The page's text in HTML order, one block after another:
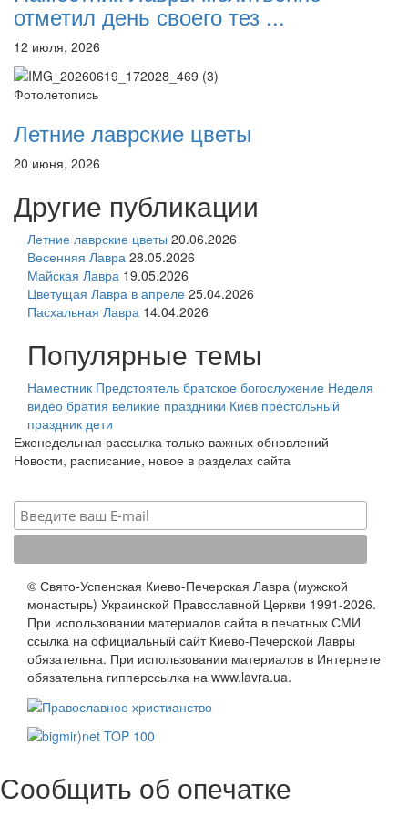
отметил день своего тез ...
12 июля, 2026
Фотолетопись
Летние лаврские цветы
20 июня, 2026
Другие публикации
Летние лаврские цветы 20.06.2026
Весенняя Лавра 28.05.2026
Майская Лавра 19.05.2026
Цветущая Лавра в апреле 25.04.2026
Пасхальная Лавра 14.04.2026
Популярные темы
Наместник Предстоятель братское богослужение Неделя
видео братия великие праздники Киев престольный
праздник дети
Еженедельная рассылка только важных обновлений
Новости, расписание, новое в разделах сайта
© Свято-Успенская Киево-Печерская Лавра (мужской
монастырь) Украинской Православной Церкви 1991-2026.
При использовании материалов сайта в печатных СМИ
ссылка на официальный сайт Киево-Печерской Лавры
обязательна. При использовании материалов в Интернете
обязательна гипперссылка на www.lavra.ua.
Сообщить об опечатке